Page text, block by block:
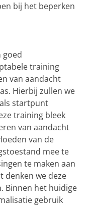
bij het beperken
goed
training
van aandacht
Hierbij zullen we
startpunt
training bleek
van aandacht
van de
mee te
te maken aan
denken we deze
Binnen het huidige
gebruik